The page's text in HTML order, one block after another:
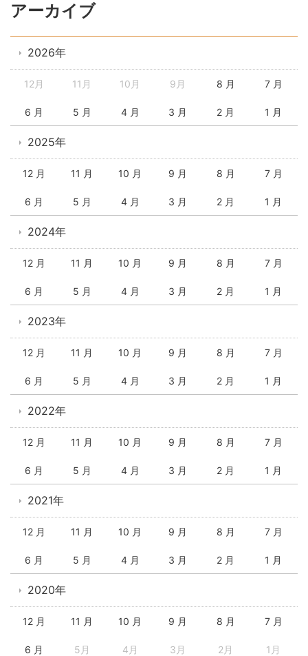
アーカイブ
2026年
12月 11月 10月 9月 8 月 7 月
6 月 5 月 4 月 3 月 2 月 1 月
2025年
12 月 11 月 10 月 9 月 8 月 7 月
6 月 5 月 4 月 3 月 2 月 1 月
2024年
12 月 11 月 10 月 9 月 8 月 7 月
6 月 5 月 4 月 3 月 2 月 1 月
2023年
12 月 11 月 10 月 9 月 8 月 7 月
6 月 5 月 4 月 3 月 2 月 1 月
2022年
12 月 11 月 10 月 9 月 8 月 7 月
6 月 5 月 4 月 3 月 2 月 1 月
2021年
12 月 11 月 10 月 9 月 8 月 7 月
6 月 5 月 4 月 3 月 2 月 1 月
2020年
12 月 11 月 10 月 9 月 8 月 7 月
6 月 5月 4月 3月 2月 1月